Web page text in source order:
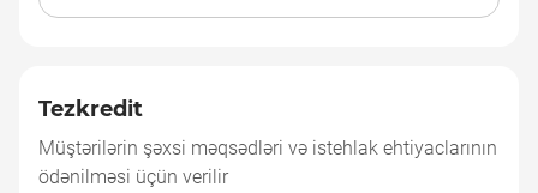
Tezkredit
Tezkredit
Müştərilərin şəxsi məqsədləri və istehlak ehtiyaclarının
ödənilməsi üçün verilir